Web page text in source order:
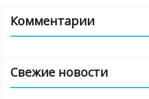
Комментарии
Свежие новости